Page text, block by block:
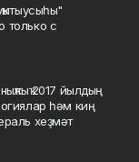
только с
2017 йылдың
һәм киң
хеҙмәт